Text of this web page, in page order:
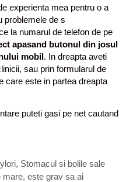
experienta mea pentru o a
problemele de s
la numarul de telefon de pe
apasand butonul din josul
mobil. In dreapta aveti
sau prin formularul de
care este in partea dreapta
puteti gasi pe net cautand
, Stomacul si bolile sale
mare, este grav sa ai